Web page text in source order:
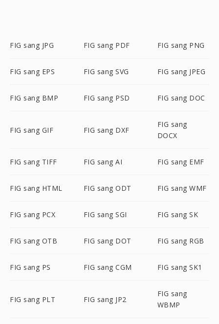
FIG sang JPG FIG sang PDF FIG sang PNG
FIG sang EPS FIG sang SVG FIG sang JPEG
FIG sang BMP FIG sang PSD FIG sang DOC
FIG sang GIF FIG sang DXF
FIG sang
DOCX
FIG sang TIFF FIG sang AI FIG sang EMF
FIG sang HTML FIG sang ODT FIG sang WMF
FIG sang PCX FIG sang SGI FIG sang SK
FIG sang OTB FIG sang DOT FIG sang RGB
FIG sang PS FIG sang CGM FIG sang SK1
FIG sang PLT FIG sang JP2
FIG sang
WBMP